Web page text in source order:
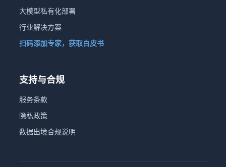
大模型私有化部署
行业解决方案
扫码添加专家，获取白皮书
支持与合规
服务条款
隐私政策
数据出境合规说明